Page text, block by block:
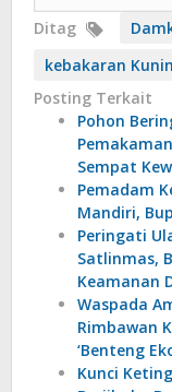
Ditag
kebakaran
Posting Terkait
Pohon
Sempat
Pemadam
Mandiri,
Peringati
Satlinmas,
Keamanan
Waspada
Rimbawan
‘Benteng
Kunci